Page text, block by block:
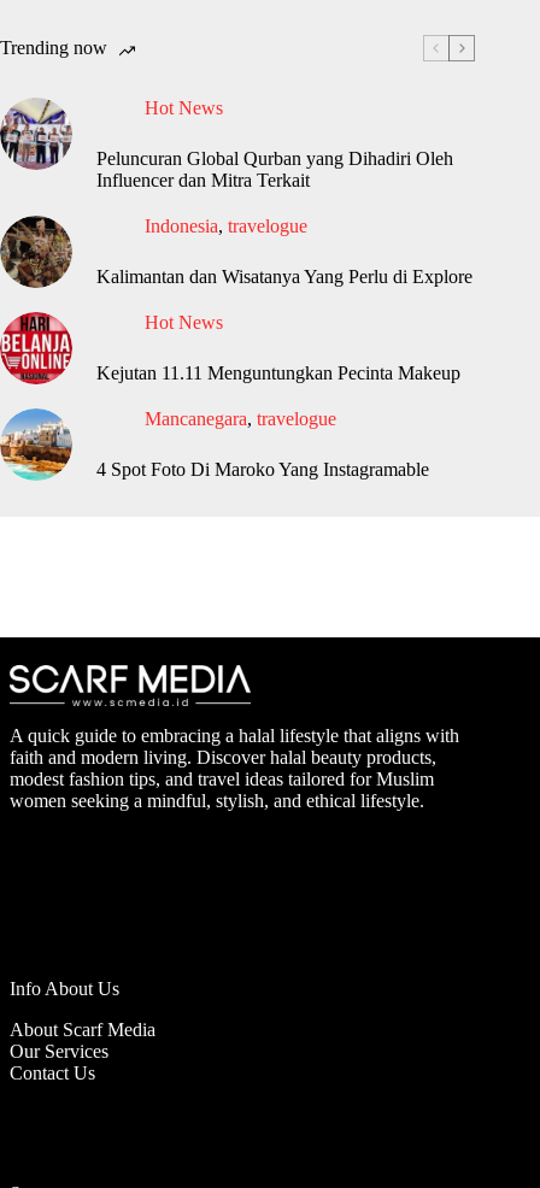
Trending now
Hot News
Peluncuran Global Qurban yang Dihadiri Oleh
Influencer dan Mitra Terkait
Indonesia, travelogue
Kalimantan dan Wisatanya Yang Perlu di Explore
Hot News
Kejutan 11.11 Menguntungkan Pecinta Makeup
Mancanegara, travelogue
4 Spot Foto Di Maroko Yang Instagramable
A quick guide to embracing a halal lifestyle that aligns with
faith and modern living. Discover halal beauty products,
modest fashion tips, and travel ideas tailored for Muslim
women seeking a mindful, stylish, and ethical lifestyle.
Info About Us
About Scarf Media
Our Services
Contact Us